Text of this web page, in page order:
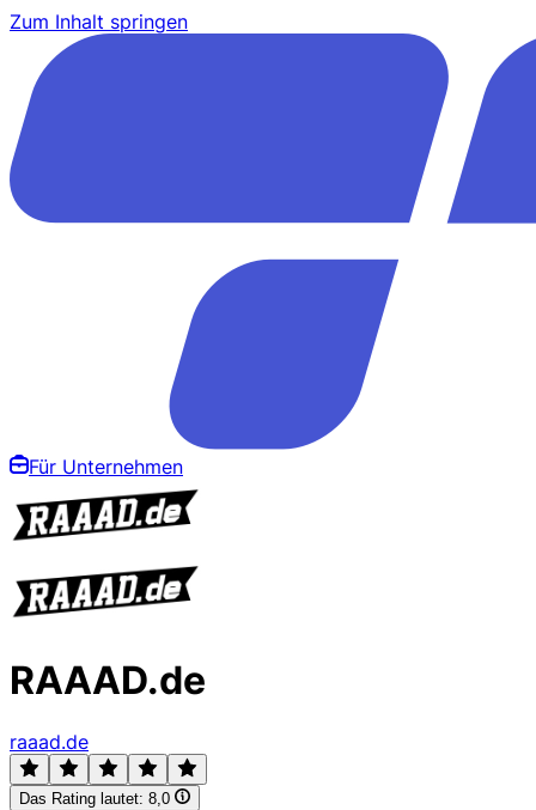
Zum Inhalt springen
Für Unternehmen
RAAAD.de
raaad.de
Das Rating lautet: 8,0